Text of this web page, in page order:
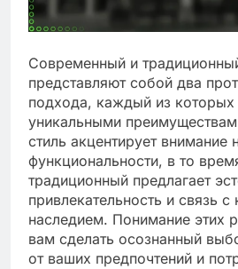
Современный и
представляют собой два
подхода, каждый из
уникальными
стиль акцентирует
функциональности, в то
традиционный предлагает
привлекательность и связь с
наследием. Понимание этих
вам сделать осознанный
от ваших предпочтений и